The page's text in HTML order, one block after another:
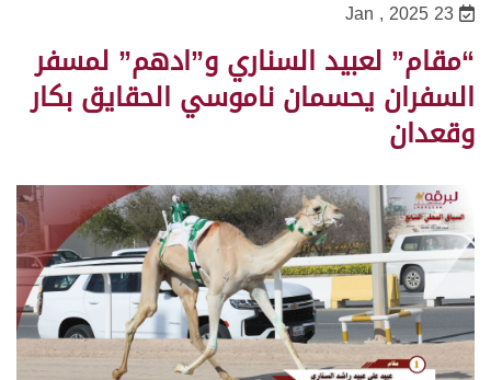
23 Jan , 2025
“مقام” لعبيد السناري و”ادهم” لمسفر
السفران يحسمان ناموسي الحقايق بكار
وقعدان